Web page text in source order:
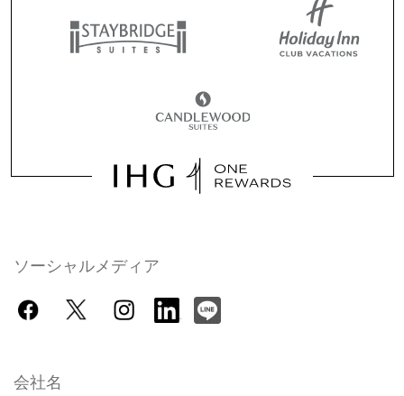
ソーシャルメディア
会社名